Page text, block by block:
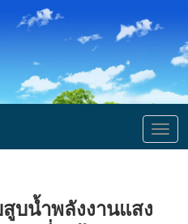
บน้ำพลังงานแสง